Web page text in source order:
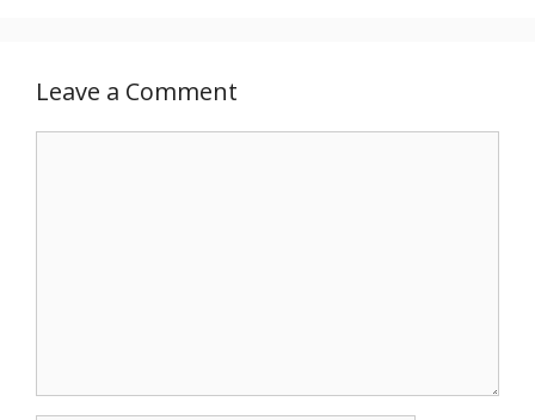
Leave a Comment